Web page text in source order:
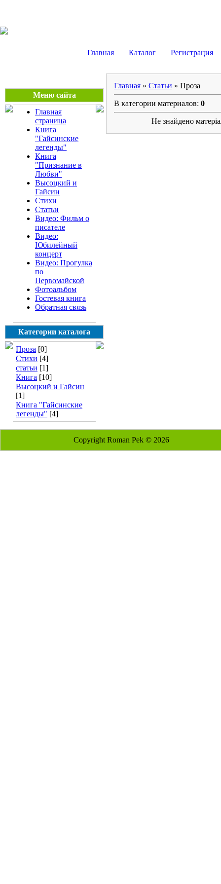
Главная Каталог Регистрация
Меню сайта
Главная
страница
Книга
"Гайсинские
легенды"
Книга
"Признание в
Любви"
Высоцкий и
Гайсин
Стихи
Статьи
Видео: Фильм о
писателе
Видео:
Юбилейный
концерт
Видео: Прогулка
по
Первомайской
Фотоальбом
Гостевая книга
Обратная связь
Категории каталога
Проза [0]
Стихи [4]
статьи [1]
Книга [10]
Высоцкий и Гайсин
[1]
Книга "Гайсинские
легенды" [4]
Главная » Статьи » Проза
В категории материалов: 0
Не знайдено
Copyright Roman Pek © 2026